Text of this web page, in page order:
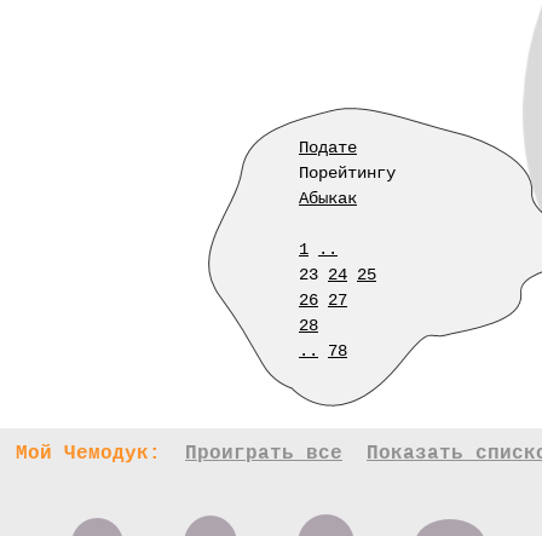
Подате
Порейтингу
Абыкак
1
..
23 24 25
26 27
28
..
78
Мой Чемодук: Проиграть все Показать